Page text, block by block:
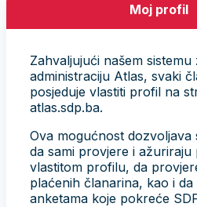
Moj profil
Zahvaljujući našem sistemu
administraciju Atlas, svaki
posjeduje vlastiti profil na
atlas.sdp.ba.
Ova mogućnost dozvoljava
da sami provjere i ažuriraju
vlastitom profilu, da
plaćenih članarina, kao i
anketama koje pokreće